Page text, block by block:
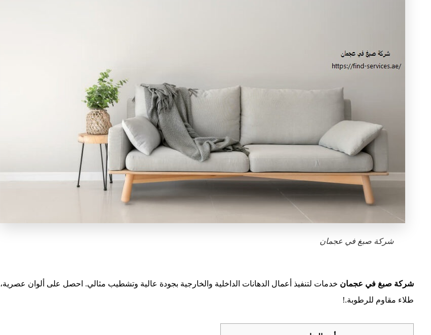
شركة صبغ في عجمان
شركة صبغ في عجمان خدمات لتنفيذ أعمال الدهانات الداخلية والخارجية بجودة عالية وتشطيب مثالي. احصل على ألوان عصرية،
طلاء مقاوم للرطوبة.!